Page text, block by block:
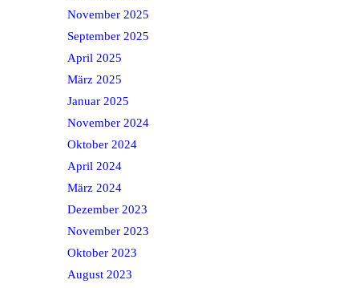
November 2025
September 2025
April 2025
März 2025
Januar 2025
November 2024
Oktober 2024
April 2024
März 2024
Dezember 2023
November 2023
Oktober 2023
August 2023